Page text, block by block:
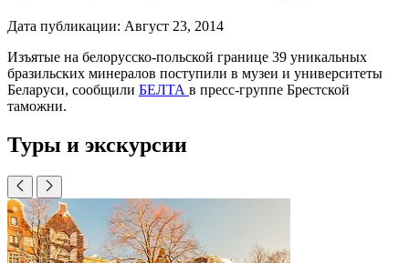
Дата публикации: Август 23, 2014
Изъятые на белорусско-польской границе 39 уникальных
бразильских минералов поступили в музеи и университеты
Беларуси, сообщили БЕЛТА в пресс-группе Брестской
таможни.
Туры и экскурсии